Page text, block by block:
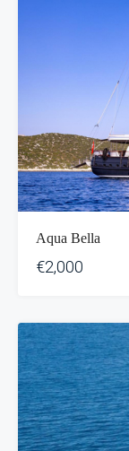
Aqua Bella
€2,000